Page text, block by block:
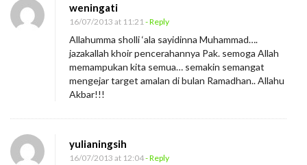
weningati
16/07/2013 at 11:21 - Reply
Allahumma sholli ‘ala sayidinna Muhammad….
jazakallah khoir pencerahannya Pak. semoga Allah
memampukan kita semua… semakin semangat
mengejar target amalan di bulan Ramadhan.. Allahu
Akbar!!!
yulianingsih
16/07/2013 at 12:04- Reply